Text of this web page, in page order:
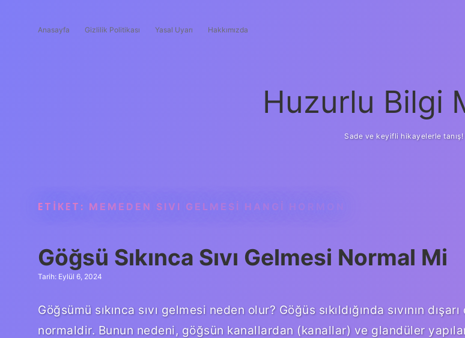
Anasayfa Gizlilik Politikası Yasal Uyarı Hakkımızda
Huzurlu Bilgi
Sade ve keyifli hikayelerle tanış!
ETIKET: MEMEDEN SIVI GELMESI HANGI HORMON
Göğsü Sıkınca Sıvı Gelmesi Normal Mi
Tarih: Eylül 6, 2024
Göğsümü sıkınca sıvı gelmesi neden olur? Göğüs sıkıldığında sıvının dışarı
normaldir. Bunun nedeni, göğsün kanallardan (kanallar) ve glandüler